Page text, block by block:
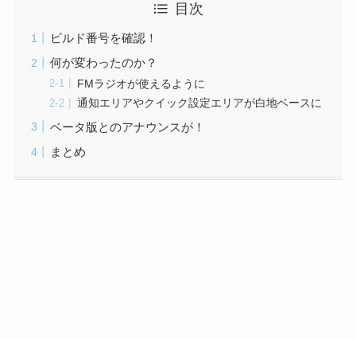
目次
ビルド番号を確認！
何が変わったのか？
FMラジオが使えるように
通知エリアやクイック設定エリアが白地ベースに
ベータ版とのアナウンスが！
まとめ